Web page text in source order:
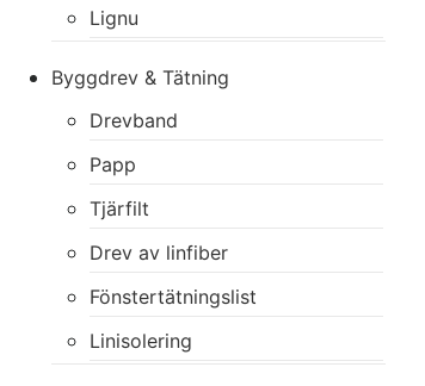
Lignu
Byggdrev & Tätning
Drevband
Papp
Tjärfilt
Drev av linfiber
Fönstertätningslist
Linisolering